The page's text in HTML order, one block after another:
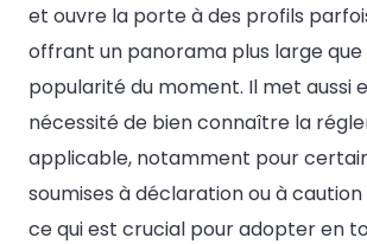
et ouvre la porte à des profils
offrant un panorama plus large que
popularité du moment. Il met aussi
nécessité de bien connaître la
applicable, notamment pour
soumises à déclaration ou à
ce qui est crucial pour adopter en